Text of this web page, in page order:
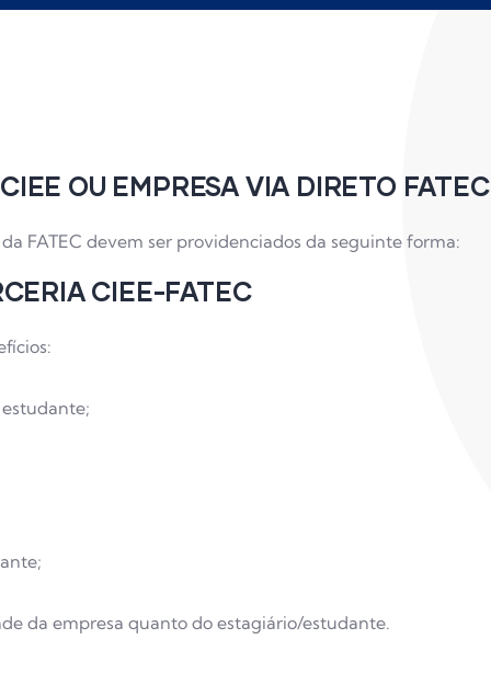
OU EMPRESA VIA DIRETO FATEC
FATEC devem ser providenciados da seguinte forma:
CIEE-FATEC
da empresa quanto do estagiário/estudante.